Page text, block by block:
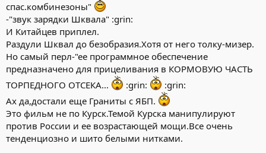
спас.комбинезоны"
-"звук зарядки Шквала" :grin:
И Китайцев приплел.
Раздули Шквал до безобразия.Хотя от него толку-мизер.
Но самый перл-"ее программное обеспечение
предназначено для прицеливания в КОРМОВУЮ ЧАСТЬ
ТОРПЕДНОГО ОТСЕКА...
:grin:
:grin:
Ах да,достали еще Граниты с ЯБП.
Это фильм не по Курск.Темой Курска манипулируют
против России и ее возрастающей мощи.Все очень
тенденциозно и шито белыми нитками.